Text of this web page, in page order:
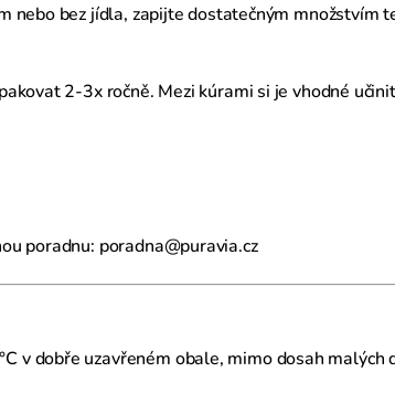
nebo bez jídla, zapijte dostatečným množstvím
2-3x ročně. Mezi kúrami si je vhodné
poradnu: poradna@puravia.cz
v dobře uzavřeném obale, mimo dosah